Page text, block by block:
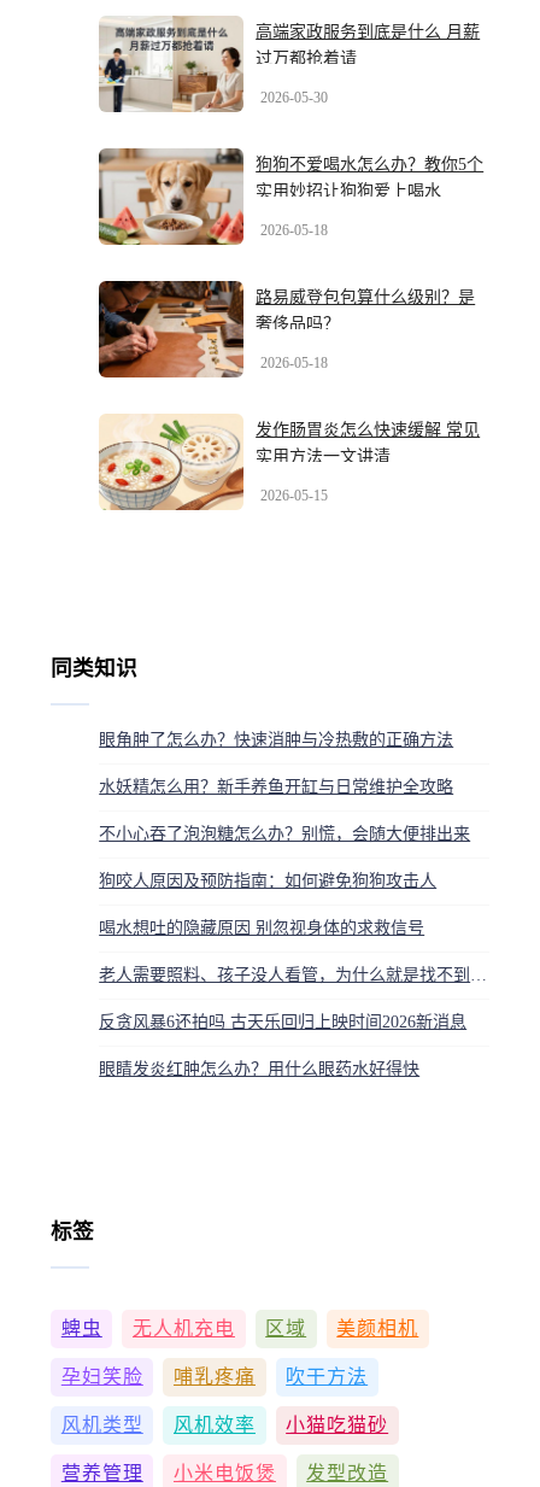
高端家政服务到底是什么 月薪
过万都抢着请
2026-05-30
狗狗不爱喝水怎么办？教你5个
实用妙招让狗狗爱上喝水
2026-05-18
路易威登包包算什么级别？是
奢侈品吗？
2026-05-18
发作肠胃炎怎么快速缓解 常见
实用方法一文讲清
2026-05-15
同类知识
眼角肿了怎么办？快速消肿与冷热敷的正确方法
水妖精怎么用？新手养鱼开缸与日常维护全攻略
不小心吞了泡泡糖怎么办？别慌，会随大便排出来
狗咬人原因及预防指南：如何避免狗狗攻击人
喝水想吐的隐藏原因 别忽视身体的求救信号
反贪风暴6还拍吗 古天乐回归上映时间2026新消息
眼睛发炎红肿怎么办？用什么眼药水好得快
标签
蜱虫 无人机充电 区域 美颜相机
孕妇笑脸 哺乳疼痛 吹干方法
风机类型 风机效率 小猫吃猫砂
营养管理 小米电饭煲 发型改造